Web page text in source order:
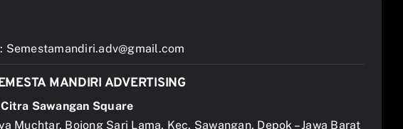
Semestamandiri.adv@gmail.com
MANDIRI ADVERTISING
Sawangan Square
Muchtar, Bojong Sari Lama, Kec. Sawangan, Depok – Jawa Barat